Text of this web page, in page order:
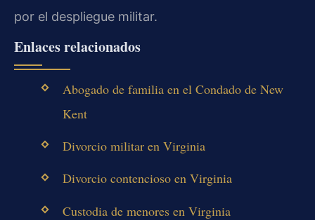
por el despliegue militar.
Enlaces relacionados
Abogado de familia en el Condado de New
Kent
Divorcio militar en Virginia
Divorcio contencioso en Virginia
Custodia de menores en Virginia